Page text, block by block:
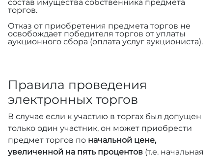
состав имущества собственника предмета
торгов.
Отказ от приобретения предмета торгов не
освобождает победителя торгов от уплаты
аукционного сбора (оплата услуг аукциониста).
Правила проведения
электронных торгов
В случае если к участию в торгах был допущен
только один участник, он может приобрести
предмет торгов по начальной цене,
увеличенной на пять процентов (т.е. начальная